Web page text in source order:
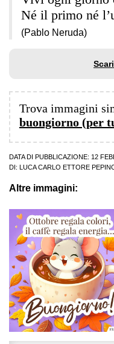
Né il primo né
(Pablo Neruda)
Trova immagini
buongiorno (per
DATA DI PUBBLICAZIONE: 12
DI:
LUCA CARLO ETTORE
Altre immagini: